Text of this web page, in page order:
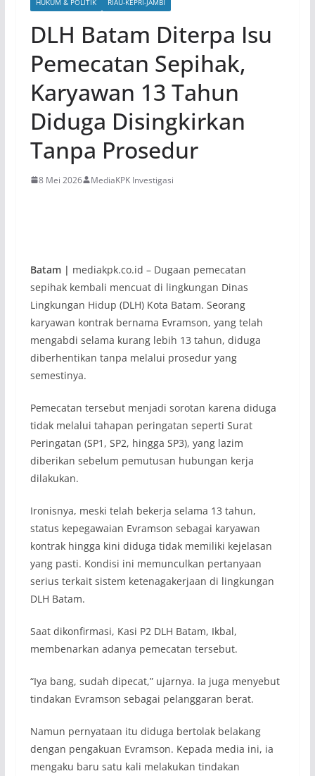
HUKUM & POLITIK RIAU-KEPRI-JAMBI
DLH Batam Diterpa Isu
Pemecatan Sepihak,
Karyawan 13 Tahun
Diduga Disingkirkan
Tanpa Prosedur
8 Mei 2026 MediaKPK Investigasi
Batam | mediakpk.co.id – Dugaan pemecatan
sepihak kembali mencuat di lingkungan Dinas
Lingkungan Hidup (DLH) Kota Batam. Seorang
karyawan kontrak bernama Evramson, yang telah
mengabdi selama kurang lebih 13 tahun, diduga
diberhentikan tanpa melalui prosedur yang
semestinya.
Pemecatan tersebut menjadi sorotan karena diduga
tidak melalui tahapan peringatan seperti Surat
Peringatan (SP1, SP2, hingga SP3), yang lazim
diberikan sebelum pemutusan hubungan kerja
dilakukan.
Ironisnya, meski telah bekerja selama 13 tahun,
status kepegawaian Evramson sebagai karyawan
kontrak hingga kini diduga tidak memiliki kejelasan
yang pasti. Kondisi ini memunculkan pertanyaan
serius terkait sistem ketenagakerjaan di lingkungan
DLH Batam.
Saat dikonfirmasi, Kasi P2 DLH Batam, Ikbal,
membenarkan adanya pemecatan tersebut.
“Iya bang, sudah dipecat,” ujarnya. Ia juga menyebut
tindakan Evramson sebagai pelanggaran berat.
Namun pernyataan itu diduga bertolak belakang
dengan pengakuan Evramson. Kepada media ini, ia
mengaku baru satu kali melakukan tindakan